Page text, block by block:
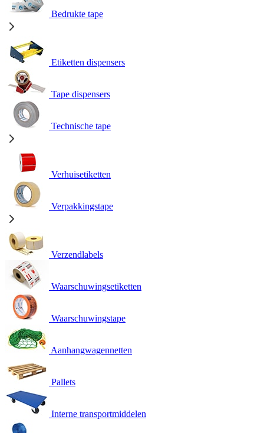
Bedrukte tape
Etiketten dispensers
Tape dispensers
Technische tape
Verhuisetiketten
Verpakkingstape
Verzendlabels
Waarschuwingsetiketten
Waarschuwingstape
Aanhangwagennetten
Pallets
Interne transportmiddelen